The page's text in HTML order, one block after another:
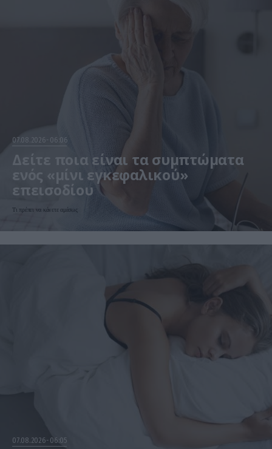
07.08.2026 06:06
Δείτε ποια είναι τα συμπτώματα
ενός «μίνι εγκεφαλικού»
επεισοδίου
Τι πρέπει να κάνετε αμέσως
07.08.2026 06:05